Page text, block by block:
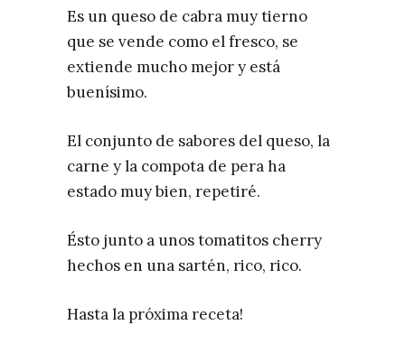
Es un queso de cabra muy tierno
que se vende como el fresco, se
extiende mucho mejor y está
buenísimo.
El conjunto de sabores del queso, la
carne y la compota de pera ha
estado muy bien, repetiré.
Ésto junto a unos tomatitos cherry
hechos en una sartén, rico, rico.
Hasta la próxima receta!